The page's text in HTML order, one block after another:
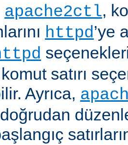
apache2ctl,
httpd’ye
satırı
Ayrıca,